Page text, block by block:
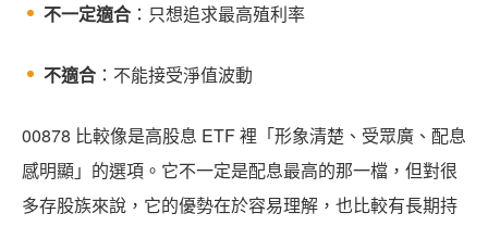
不一定適合 ：只想追求最高殖利率
不適合 ：不能接受淨值波動
00878 比較像是高股息 ETF 裡「形象清楚、受眾廣、配息
感明顯」的選項。它不一定是配息最高的那一檔，但對很
多存股族來說，它的優勢在於容易理解，也比較有長期持